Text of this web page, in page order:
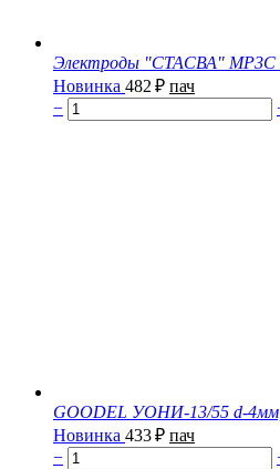
Электроды "СТАСВА" МР3С
Новинка 482 ₽ пач
−
GOODEL УОНИ-13/55 d-
Новинка 433₽ пач
−